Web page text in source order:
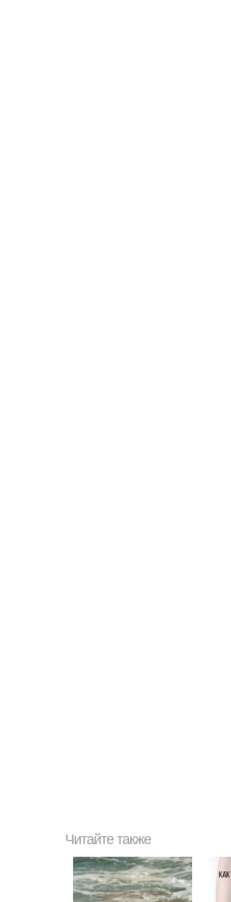
Читайте также